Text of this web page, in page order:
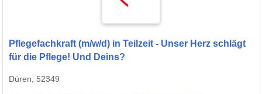
Pflegefachkraft (m/w/d) in Teilzeit - Unser Herz schlägt
für die Pflege! Und Deins?
Düren, 52349